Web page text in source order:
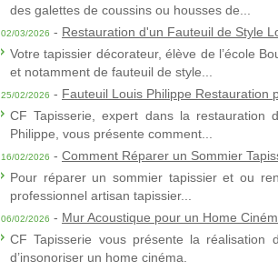
des galettes de coussins ou housses de...
02/03/2026 - Restauration d'un Fauteuil de Style
Votre tapissier décorateur, élève de l’école
et notamment de fauteuil de style...
25/02/2026 - Fauteuil Louis Philippe Restauration
CF Tapisserie, expert dans la restauration
Philippe, vous présente comment...
16/02/2026 - Comment Réparer un Sommier
Pour réparer un sommier tapissier et ou
professionnel artisan tapissier...
06/02/2026 - Mur Acoustique pour un Home
CF Tapisserie vous présente la réalisation
d’insonoriser un home cinéma.